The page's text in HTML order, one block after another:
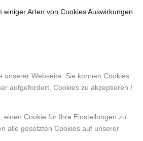
Arten von Cookies Auswirkungen
unserer Webseite. Sie können Cookies
aufgefordert, Cookies zu akzeptieren /
Cookie für Ihre Einstellungen zu
alle gesetzten Cookies auf unserer